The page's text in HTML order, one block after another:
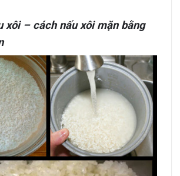
xôi – cách nấu xôi mặn bằng